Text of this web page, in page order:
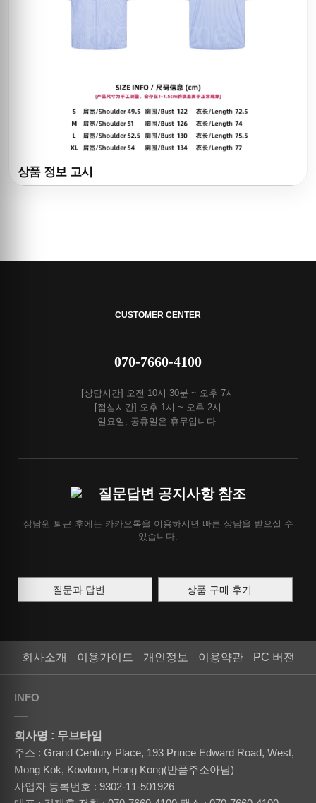
상품 정보 고시
CUSTOMER CENTER
070-7660-4100
[상담시간] 오전 10시 30분 ~ 오후 7시
[점심시간] 오후 1시 ~ 오후 2시
일요일, 공휴일은 휴무입니다.
질문답변 공지사항 참조
상담원 퇴근 후에는 카카오톡을 이용하시면 빠른 상담을 받으실 수
있습니다.
질문과 답변 상품 구매 후기
회사소개 이용가이드 개인정보 이용약관 PC 버전
INFO
회사명 : 무브타임
주소 : Grand Century Place, 193 Prince Edward Road, West,
Mong Kok, Kowloon, Hong Kong(반품주소아님)
사업자 등록번호 : 9302-11-501926